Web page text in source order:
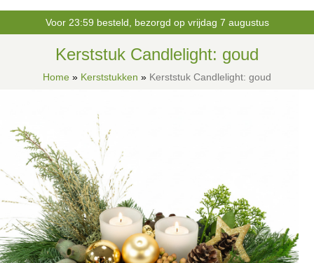
Voor 23:59 besteld, bezorgd op vrijdag 7 augustus
Kerststuk Candlelight: goud
Home » Kerststukken » Kerststuk Candlelight: goud